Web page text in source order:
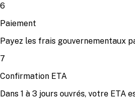
6
Paiement
Payez les frais gouvernementaux
7
Confirmation ETA
Dans 1 à 3 jours ouvrés, votre